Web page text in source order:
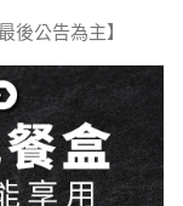
最後公告為主】